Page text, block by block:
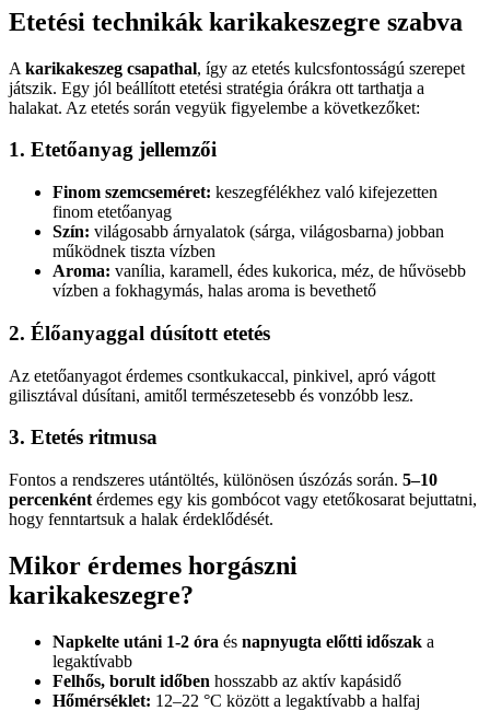
Etetési technikák karikakeszegre szabva
A karikakeszeg csapathal, így az etetés kulcsfontosságú szerepet
játszik. Egy jól beállított etetési stratégia órákra ott tarthatja a
halakat. Az etetés során vegyük figyelembe a következőket:
1. Etetőanyag jellemzői
Finom szemcseméret: keszegfélékhez való kifejezetten
finom etetőanyag
Szín: világosabb árnyalatok (sárga, világosbarna) jobban
működnek tiszta vízben
Aroma: vanília, karamell, édes kukorica, méz, de hűvösebb
vízben a fokhagymás, halas aroma is bevethető
2. Élőanyaggal dúsított etetés
Az etetőanyagot érdemes csontkukaccal, pinkivel, apró vágott
gilisztával dúsítani, amitől természetesebb és vonzóbb lesz.
3. Etetés ritmusa
Fontos a rendszeres utántöltés, különösen úszózás során. 5–10
percenként érdemes egy kis gombócot vagy etetőkosarat bejuttatni,
hogy fenntartsuk a halak érdeklődését.
Mikor érdemes horgászni
karikakeszegre?
Napkelte utáni 1-2 óra és napnyugta előtti időszak a
legaktívabb
Felhős, borult időben hosszabb az aktív kapásidő
Hőmérséklet: 12–22 °C között a legaktívabb a halfaj